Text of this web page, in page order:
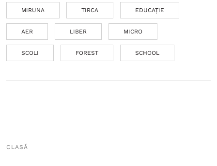
MIRUNA TIRCA EDUCAȚIE
AER LIBER MICRO
SCOLI FOREST SCHOOL
CLASĂ